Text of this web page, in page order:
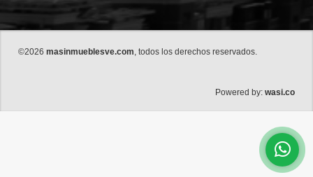
©2026 masinmueblesve.com , todos los derechos reservados.
Powered by: wasi.co